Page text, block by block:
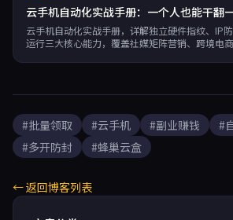
云手机自动化实战手册：一个人也能干翻
云手机自动化实战手册，详解独立硬件指纹、IP
运行三大核心能力，覆盖社媒矩阵营销、跨境电
#批量领取 #云手机 #副业赚钱
#
#多开防封
#蜂巢云盒
← 返回博客列表